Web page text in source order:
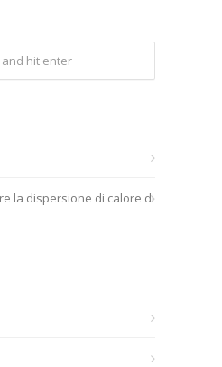
la dispersione di calore di